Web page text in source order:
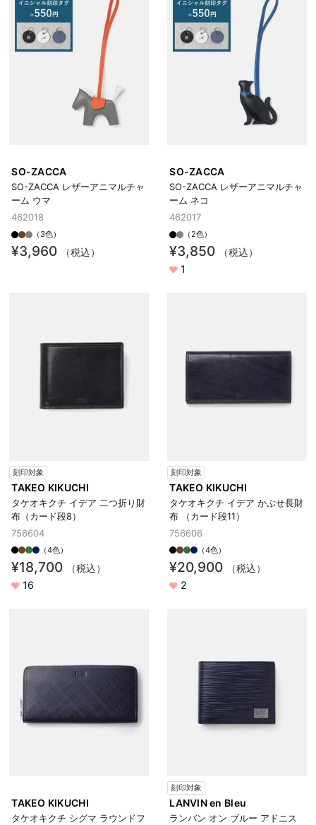
SO-ZACCA
SO-ZACCA レザーアニマルチャ
ーム ウマ
462018
（3色）
¥3,960 （税込）
SO-ZACCA
SO-ZACCA レザーアニマルチャ
ーム ネコ
462017
（2色）
¥3,850
（税込）
1
刻印対象
TAKEO KIKUCHI
タケオキクチ イデア 二つ折り財
布（カード段8）
756604
（4色）
¥18,700
（税込）
16
刻印対象
TAKEO KIKUCHI
タケオキクチ イデア かぶせ長財
布 （カード段11）
756606
（4色）
¥20,900
（税込）
2
TAKEO KIKUCHI
タケオキクチ シグマ ラウンドフ
刻印対象
LANVIN en Bleu
ランバン オン ブルー アドニス